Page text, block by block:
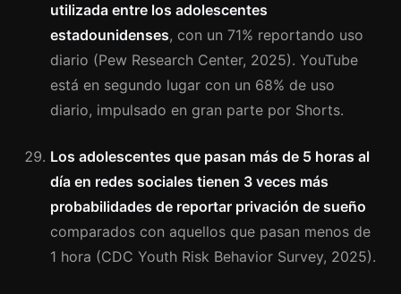
utilizada entre los adolescentes
estadounidenses, con un 71% reportando uso
diario (Pew Research Center, 2025). YouTube
está en segundo lugar con un 68% de uso
diario, impulsado en gran parte por Shorts.
Los adolescentes que pasan más de 5 horas al
día en redes sociales tienen 3 veces más
probabilidades de reportar privación de sueño
comparados con aquellos que pasan menos de
1 hora (CDC Youth Risk Behavior Survey, 2025).